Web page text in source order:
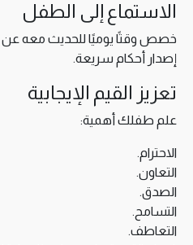
الاستماع إلى الطفل
خصص وقتًا يوميًا للحديث معه عن
إصدار أحكام سريعة.
تعزيز القيم الإيجابية
علم طفلك أهمية:
الاحترام.
التعاون.
الصدق.
التسامح.
التعاطف.